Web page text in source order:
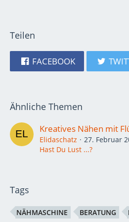
Teilen
FACEBOOK
Ähnliche Themen
Kreatives Nähen mit
Elidaschatz
27. Februar
Hast Du Lust ...?
Tags
NÄHMASCHINE BERATUNG